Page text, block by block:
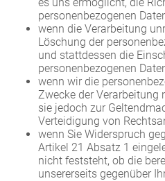
personenbezogenen
wenn die Verarbeitung
Löschung der
und stattdessen die
personenbezogenen
wenn wir die
Zwecke der Verarbeitung
sie jedoch zur
Verteidigung von
wenn Sie Widerspruch
Artikel 21 Absatz 1
nicht feststeht, ob die
unsererseits gegenüber